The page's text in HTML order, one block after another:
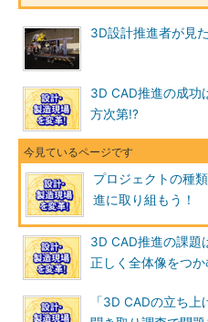
3D設計推進者が見
3D CAD推進の成功
方次第!?
プロジェクトの種
進に取り組もう！
3D CAD推進の課題
正しく全体像をつ
「3D CADの立ち